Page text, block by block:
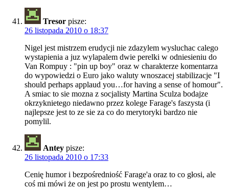
Tresor pisze:
26 listopada 2010 o 18:37
Nigel jest mistrzem erudycji nie zdazylem wysluchac calego
wystapienia a juz wylapalem dwie perelki w odniesieniu do
Van Rompuy : "pin up boy" oraz w charakterze komentarza
do wypowiedzi o Euro jako waluty wnoszacej stabilizacje "I
should perhaps applaud you…for having a sense of homour".
A smiac to sie mozna z socjalisty Martina Sculza bodajze
okrzyknietego niedawno przez kolege Farage's faszysta (i
najlepsze jest to ze sie za co do merytoryki bardzo nie
pomylil.
Antey pisze:
26 listopada 2010 o 17:33
Cenię humor i bezpośredniość Farage'a oraz to co głosi, ale
coś mi mówi że on jest po prostu wentylem…